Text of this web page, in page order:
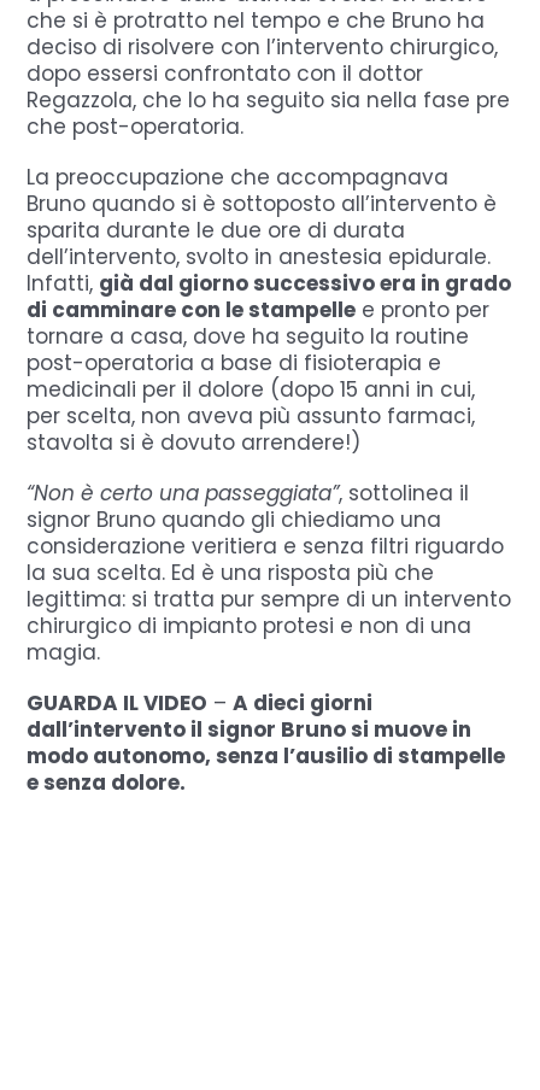
che si è protratto nel tempo e che Bruno ha
deciso di risolvere con l’intervento chirurgico,
dopo essersi confrontato con il dottor
Regazzola, che lo ha seguito sia nella fase pre
che post-operatoria.
La preoccupazione che accompagnava
Bruno quando si è sottoposto all’intervento è
sparita durante le due ore di durata
dell’intervento, svolto in anestesia epidurale.
Infatti, già dal giorno successivo era in grado
di camminare con le stampelle e pronto per
tornare a casa, dove ha seguito la routine
post-operatoria a base di fisioterapia e
medicinali per il dolore (dopo 15 anni in cui,
per scelta, non aveva più assunto farmaci,
stavolta si è dovuto arrendere!)
“Non è certo una passeggiata”, sottolinea il
signor Bruno quando gli chiediamo una
considerazione veritiera e senza filtri riguardo
la sua scelta. Ed è una risposta più che
legittima: si tratta pur sempre di un intervento
chirurgico di impianto protesi e non di una
magia.
GUARDA IL VIDEO –A dieci giorni
dall’intervento il signor Bruno si muove in
modo autonomo, senza l’ausilio di stampelle
e senza dolore.